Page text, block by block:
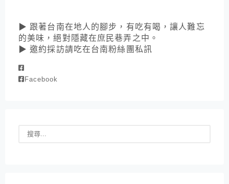
▶ 跟著台南在地人的腳步，有吃有喝，讓人難忘
的美味，絕對隱藏在庶民巷弄之中。
▶ 邀約採訪請吃在台南粉絲團私訊
Facebook